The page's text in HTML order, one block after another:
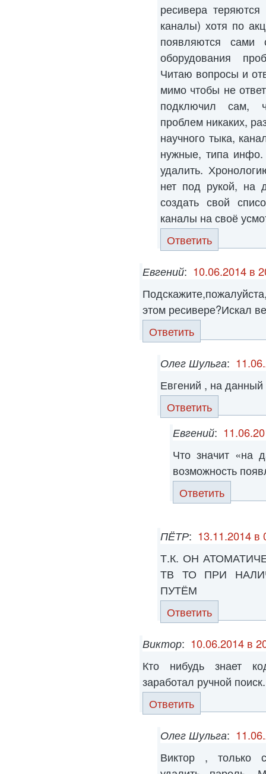
ресивера
каналы) хотя по
появляются сами
оборудования
Читаю вопросы и
мимо чтобы не
подключил сам,
проблем никаких,
научного тыка,
нужные, типа
удалить.
нет под рукой, на
создать свой
каналы на своё
Ответить
Евгений: 10.06.2014 в
этом ресивере?Искал
Ответить
Олег Шульга:
Евгений , на
Ответить
Евгений:
Что значит «на
возможность
Ответить
ПЁТР: 13.11.2014 в
Т.К. ОН
ТВ ТО ПРИ
ПУТЁМ
Ответить
Виктор: 10.06.2014 в
Кто нибудь знает
заработал ручной поиск.
Ответить
Олег Шульга:
Виктор , только